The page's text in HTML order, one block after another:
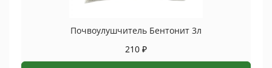
Почвоулушчитель Бентонит 3л
210 ₽